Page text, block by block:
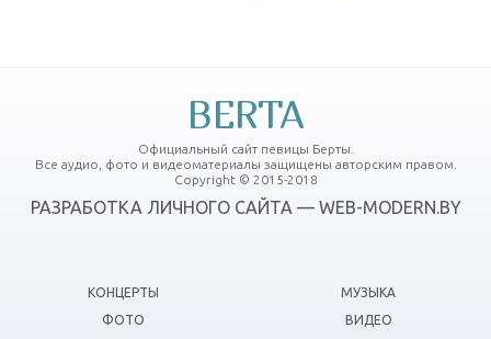
BERTA
Официальный сайт певицы Берты.
Все аудио, фото и видеоматериалы защищены авторским правом.
Copyright © 2015-2018
РАЗРАБОТКА ЛИЧНОГО САЙТА — WEB-MODERN.BY
КОНЦЕРТЫ
ФОТО
МУЗЫКА
ВИДЕО